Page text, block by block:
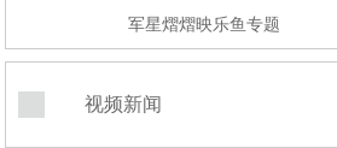
军星熠熠映乐鱼专题
视频新闻